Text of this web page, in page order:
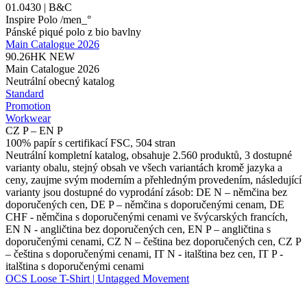
01.0430 | B&C
Inspire Polo /men_°
Pánské piqué polo z bio bavlny
Main Catalogue 2026
90.26HK NEW
Main Catalogue 2026
Neutrální obecný katalog
Standard
Promotion
Workwear
CZ P – EN P
100% papír s certifikací FSC, 504 stran
Neutrální kompletní katalog, obsahuje 2.560 produktů, 3 dostupné
varianty obalu, stejný obsah ve všech variantách kromě jazyka a
ceny, zaujme svým moderním a přehledným provedením, následující
varianty jsou dostupné do vyprodání zásob: DE N – němčina bez
doporučených cen, DE P – němčina s doporučenými cenam, DE
CHF - němčina s doporučenými cenami ve švýcarských francích,
EN N - angličtina bez doporučených cen, EN P – angličtina s
doporučenými cenami, CZ N – čeština bez doporučených cen, CZ P
– čeština s doporučenými cenami, IT N - italština bez cen, IT P -
italština s doporučenými cenami
OCS Loose T-Shirt | Untagged Movement